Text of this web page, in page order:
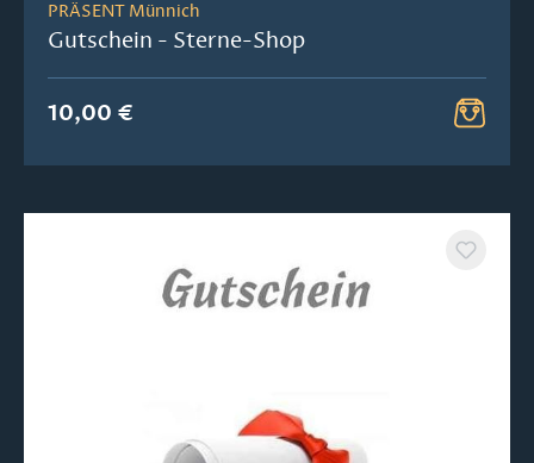
PRÄSENT Münnich
Gutschein - Sterne-Shop
10,00 €